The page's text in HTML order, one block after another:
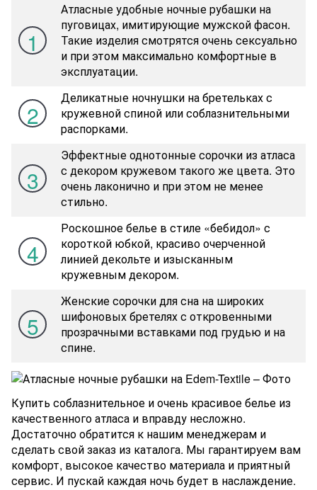
1
Атласные удобные ночные рубашки на
пуговицах, имитирующие мужской фасон.
Такие изделия смотрятся очень сексуально
и при этом максимально комфортные в
эксплуатации.
2
Деликатные ночнушки на бретельках с
кружевной спиной или соблазнительными
распорками.
3
Эффектные однотонные сорочки из атласа
с декором кружевом такого же цвета. Это
очень лаконично и при этом не менее
стильно.
4
Роскошное белье в стиле «бебидол» с
короткой юбкой, красиво очерченной
линией декольте и изысканным
кружевным декором.
5
Женские сорочки для сна на широких
шифоновых бретелях с откровенными
прозрачными вставками под грудью и на
спине.
Купить соблазнительное и очень красивое белье из
качественного атласа и вправду несложно.
Достаточно обратится к нашим менеджерам и
сделать свой заказ из каталога. Мы гарантируем вам
комфорт, высокое качество материала и приятный
сервис. И пускай каждая ночь будет в наслаждение.